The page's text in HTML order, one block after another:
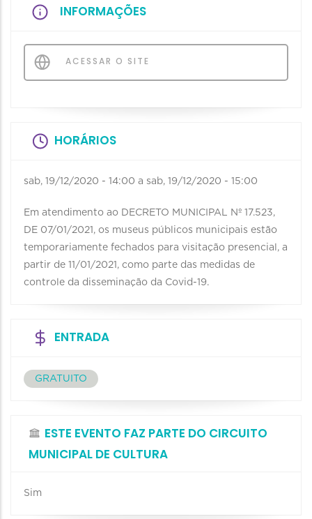
INFORMAÇÕES
ACESSAR O SITE
HORÁRIOS
sab, 19/12/2020 - 14:00 a sab, 19/12/2020 - 15:00
Em atendimento ao DECRETO MUNICIPAL Nº 17.523,
DE 07/01/2021, os museus públicos municipais estão
temporariamente fechados para visitação presencial, a
partir de 11/01/2021, como parte das medidas de
controle da disseminação da Covid-19.
ENTRADA
GRATUITO
ESTE EVENTO FAZ PARTE DO CIRCUITO
MUNICIPAL DE CULTURA
Sim